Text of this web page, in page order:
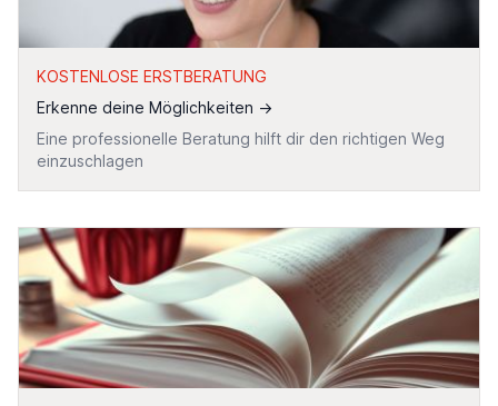
KOSTENLOSE ERSTBERATUNG
Erkenne deine Möglichkeiten →
Eine professionelle Beratung hilft dir den richtigen Weg
einzuschlagen